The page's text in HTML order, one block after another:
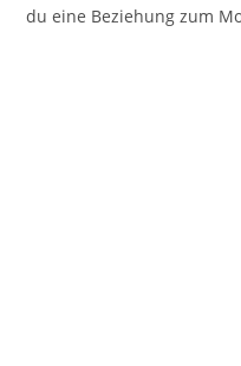
du eine Beziehung zum